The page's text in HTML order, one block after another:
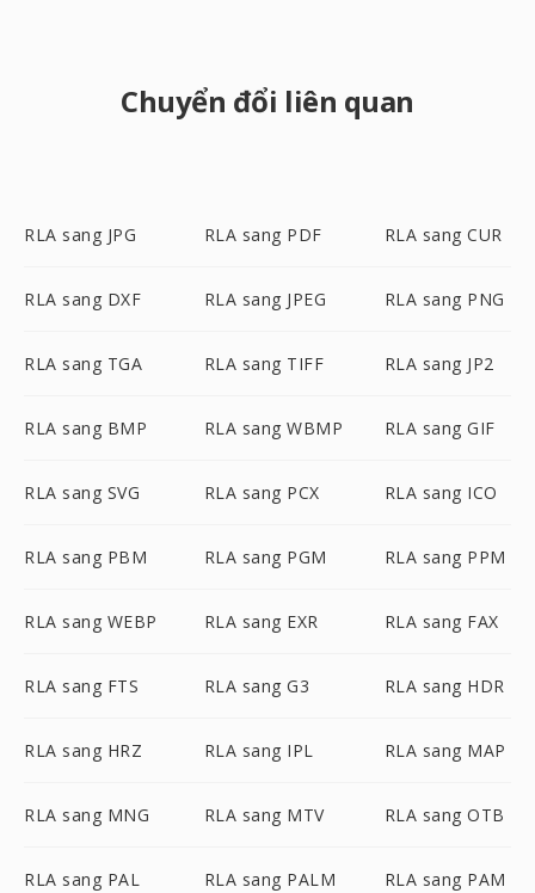
Chuyển đổi liên quan
RLA sang JPG RLA sang PDF RLA sang CUR
RLA sang DXF RLA sang JPEG RLA sang PNG
RLA sang TGA RLA sang TIFF RLA sang JP2
RLA sang BMP RLA sang WBMP RLA sang GIF
RLA sang SVG RLA sang PCX RLA sang ICO
RLA sang PBM RLA sang PGM RLA sang PPM
RLA sang WEBP RLA sang EXR RLA sang FAX
RLA sang FTS RLA sang G3 RLA sang HDR
RLA sang HRZ RLA sang IPL RLA sang MAP
RLA sang MNG RLA sang MTV RLA sang OTB
RLA sang PAL RLA sang PALM RLA sang PAM